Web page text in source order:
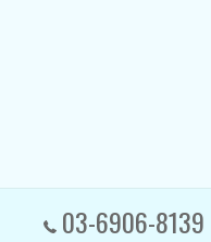
03-6906-8139